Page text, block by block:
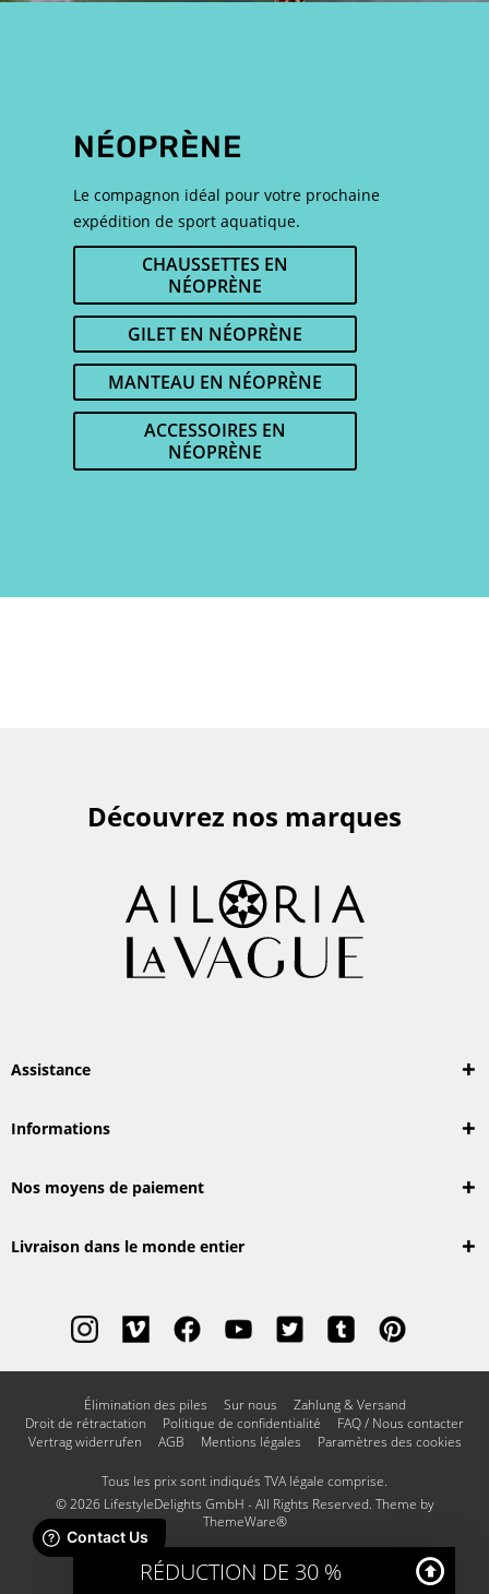
NÉOPRÈNE
Le compagnon idéal pour votre prochaine
expédition de sport aquatique.
CHAUSSETTES EN
NÉOPRÈNE
GILET EN NÉOPRÈNE
MANTEAU EN NÉOPRÈNE
ACCESSOIRES EN
NÉOPRÈNE
TOUT AFFICHER
Découvrez nos marques
Assistance
Informations
Nos moyens de paiement
Livraison dans le monde entier
Élimination des piles Sur nous
Zahlung & Versand
Droit de rétractation
Politique de confidentialité
FAQ / Nous contacter
Vertrag widerrufen
AGB Mentions légales Paramètres des cookies
Tous les prix sont indiqués TVA légale comprise.
© 2026 LifestyleDelights GmbH - All Rights Reserved. Theme by
ThemeWare®
RÉDUCTION DE 30 %